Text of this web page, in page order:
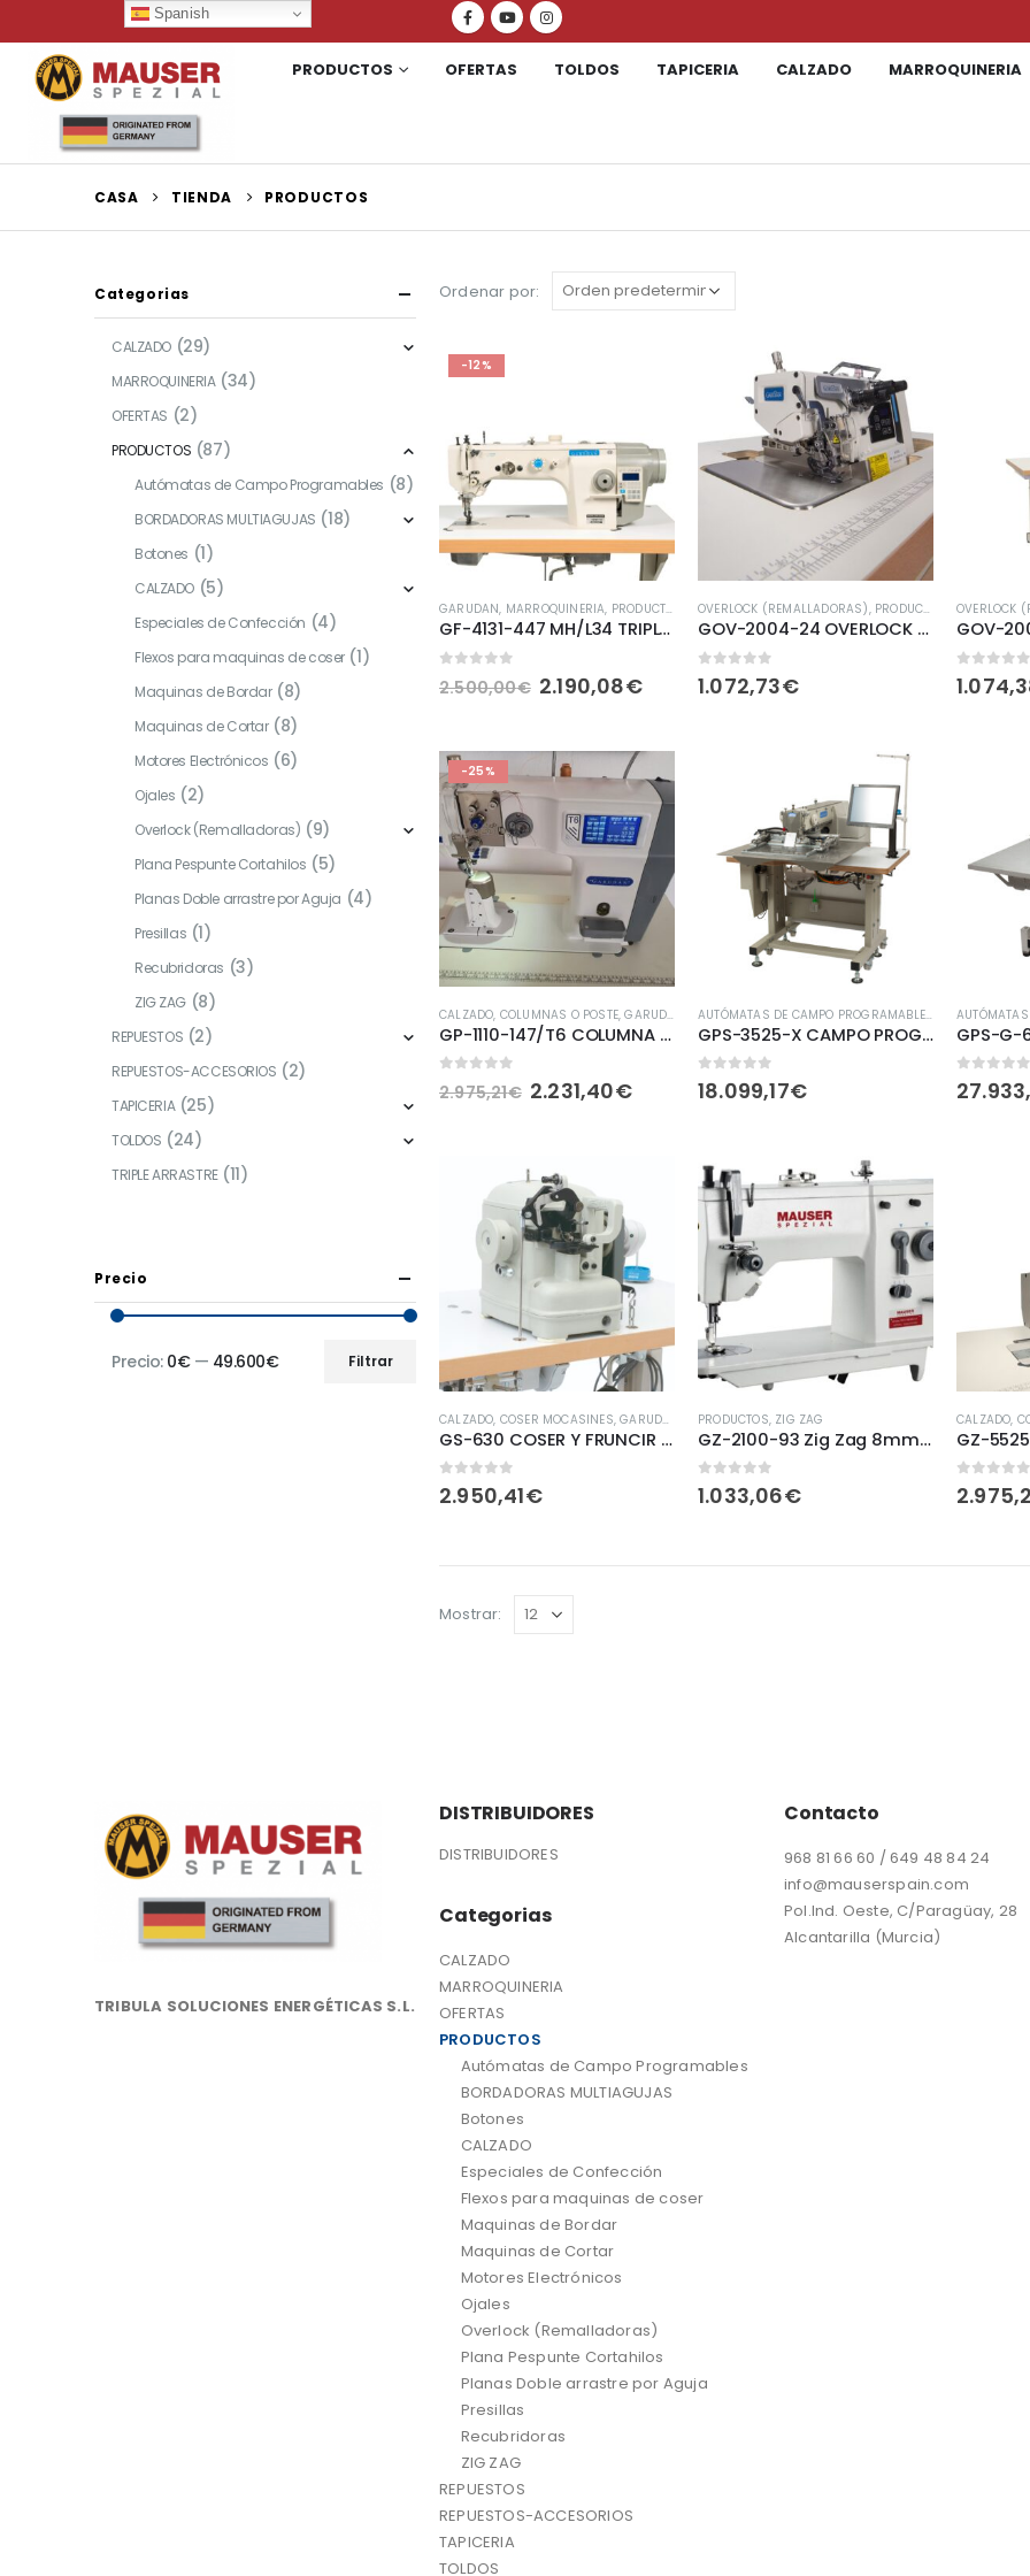
PRODUCTOS OFERTAS TOLDOS TAPICERIA CALZADO MARROQUINERIA
CASA TIENDA PRODUCTOS
Ordenar por:
-12%
GARUDAN, MARROQUINERIA, PRODUCTOS TAPICERIA,TOLDOS,TRIPLE ARRASTRE
GF-4131-447 MH/L34 TRIPLE ARRASTRE 1 AGUJA CORTAHILOS
2.500,00€ 2.190,08€
OVERLOCK (REMALLADORAS), PRODUCTOS
GOV-2004-24 OVERLOCK 4 HILOS GARUDAN
fuera de 5
1.072,73€
OVERLOCK
fuera
-25%
CALZADO, COLUMNAS O POSTE,GARUDAN PRODUCTOS
GP-1110-147/T6 COLUMNA 1 AGUJA ELECTRONICA
2.975,21€ 2.231,40€
AUTÓMATAS DE CAMPO PROGRAMABLES CALZADO,
GPS-3525-X CAMPO PROGRAMABLE 35X25CM TRABAJO PESADO
fuera de 5
18.099,17€ fuera
CALZADO, COSER MOCASINES,GARUDAN PRODUCTOS,STROBEL COSER PLANTILLAS
GS-630 COSER Y FRUNCIR PLANTILLAS DE CALZADO
0 fuera de 5
2.950,41€
PRODUCTOS, ZIG ZAG
GZ-2100-93 Zig Zag 8mm con engrase automático
0 fuera de 5
1.033,06€
CALZADO,
0 fuera
Mostrar:
Categorias
CALZADO (29)
MARROQUINERIA (34)
OFERTAS (2)
PRODUCTOS (87)
Autómatas de Campo Programables (8)
BORDADORAS MULTIAGUJAS (18)
Botones (1)
CALZADO (5)
Especiales de Confección (4)
Flexos para maquinas de coser (1)
Maquinas de Bordar (8)
Maquinas de Cortar (8)
Motores Electrónicos (6)
Ojales (2)
Overlock (Remalladoras) (9)
Plana Pespunte Cortahilos (5)
Planas Doble arrastre por Aguja (4)
Presillas (1)
Recubridoras (3)
ZIG ZAG (8)
REPUESTOS (2)
REPUESTOS-ACCESORIOS (2)
TAPICERIA (25)
TOLDOS (24)
TRIPLE ARRASTRE (11)
Precio
Filtrar
Precio: 0€— 49.600€
TRIBULA SOLUCIONES ENERGÉTICAS S.L.
DISTRIBUIDORES
DISTRIBUIDORES
Categorias
CALZADO
MARROQUINERIA
OFERTAS
PRODUCTOS
Autómatas de Campo Programables
BORDADORAS MULTIAGUJAS
Botones
CALZADO
Especiales de Confección
Flexos para maquinas de coser
Maquinas de Bordar
Maquinas de Cortar
Motores Electrónicos
Ojales
Overlock (Remalladoras)
Plana Pespunte Cortahilos
Planas Doble arrastre por Aguja
Presillas
Recubridoras
ZIG ZAG
REPUESTOS
REPUESTOS-ACCESORIOS
TAPICERIA
TOLDOS
Contacto
968 81 66 60 / 649 48 84 24
info@mauserspain.com
Pol.Ind. Oeste, C/Paragüay, 28
Alcantarilla (Murcia)
Spanish